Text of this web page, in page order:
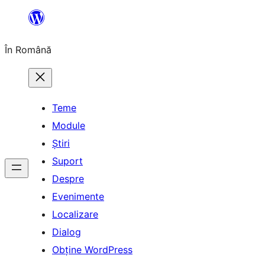
conținut
În Română
Teme
Module
Știri
Suport
Despre
Evenimente
Localizare
Dialog
Obține WordPress